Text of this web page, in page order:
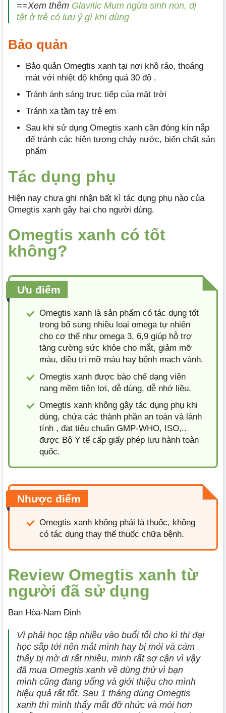
==Xem thêm Glavitic Mum ngừa sinh non, dị
tật ở trẻ có lưu ý gì khi dùng
Bảo quản
Bảo quản Omegtis xanh tại nơi khô ráo, thoáng
mát với nhiệt độ không quá 30 độ .
Tránh ánh sáng trực tiếp của mặt trời
Tránh xa tầm tay trẻ em
Sau khi sử dụng Omegtis xanh cần đóng kín nắp
để tránh các hiện tượng chảy nước, biến chất sản
phẩm
Tác dụng phụ
Hiện nay chưa ghi nhận bất kì tác dụng phụ nào của
Omegtis xanh gây hại cho người dùng.
Omegtis xanh có tốt
không?
Ưu điểm
Omegtis xanh là sản phẩm có tác dụng tốt
trong bổ sung nhiều loại omega tự nhiên
cho cơ thể như omega 3, 6,9 giúp hỗ trợ
tăng cường sức khỏe cho mắt, giảm mỡ
máu, điều trị mỡ máu hay bệnh mạch vành.
Omegtis xanh được bào chế dạng viên
nang mềm tiện lợi, dễ dùng, dễ nhớ liều.
Omegtis xanh không gây tác dụng phụ khi
dùng, chứa các thành phần an toàn và lành
tính , đạt tiêu chuẩn GMP-WHO, ISO,..
được Bộ Y tế cấp giấy phép lưu hành toàn
quốc.
Nhược điểm
Omegtis xanh không phải là thuốc, không
có tác dụng thay thế thuốc chữa bệnh.
Review Omegtis xanh từ
người đã sử dụng
Bạn Hòa-Nam Định
Vì phải học tập nhiều vào buổi tối cho kì thi đại
học sắp tới nên mắt mình hay bị mỏi và cảm
thấy bị mờ đi rất nhiều, minh rất sợ cận vì vậy
đã mua Omegtis xanh về dùng thử vì bạn
mình cũng đang uống và giới thiệu cho mình
hiệu quả rất tốt. Sau 1 tháng dùng Omegtis
xanh thì mình thấy mắt đỡ nhức và mỏi hơn